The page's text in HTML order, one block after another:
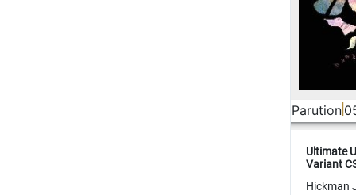
Parution
Ultimate
Variant
Hickman